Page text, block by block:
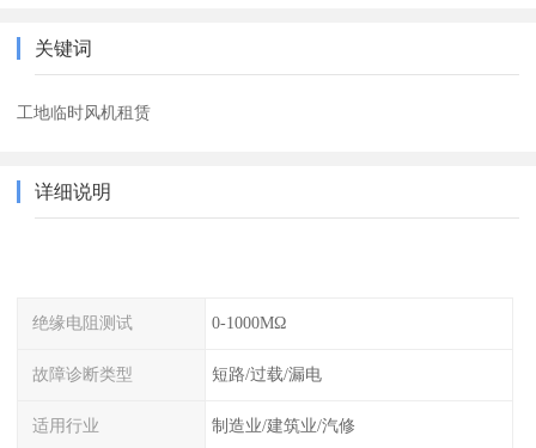
关键词
工地临时风机租赁
详细说明
绝缘电阻测试 0-1000MΩ
故障诊断类型 短路/过载/漏电
适用行业 制造业/建筑业/汽修